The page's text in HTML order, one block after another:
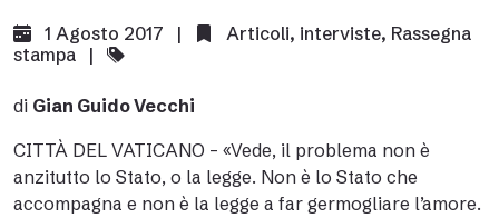
1 Agosto 2017 | Articoli, interviste, Rassegna
stampa |
di Gian Guido Vecchi
CITTÀ DEL VATICANO – «Vede, il problema non è
anzitutto lo Stato, o la legge. Non è lo Stato che
accompagna e non è la legge a far germogliare l’amore.